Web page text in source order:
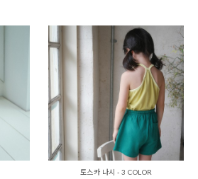
토스카 나시 - 3 COLOR